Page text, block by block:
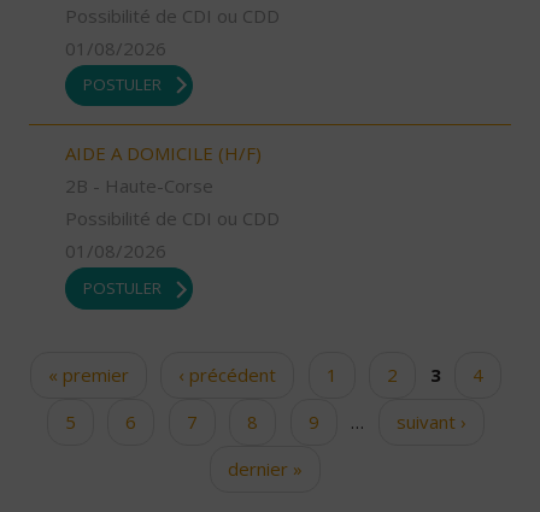
Possibilité de CDI ou CDD
01/08/2026
POSTULER
AIDE A DOMICILE (H/F)
2B - Haute-Corse
Possibilité de CDI ou CDD
01/08/2026
POSTULER
Pages« premier ‹ précédent 1 2 3
4
5
6 7 8 9 …
suivant ›
dernier »